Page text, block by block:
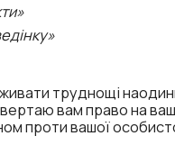
труднощі
вам право на
проти вашої